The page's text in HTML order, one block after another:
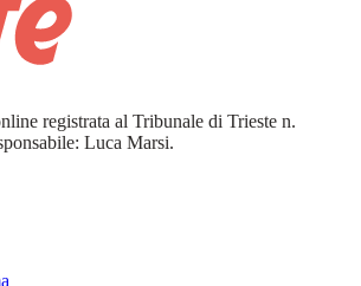
registrata al Tribunale di Trieste n.
Luca Marsi.